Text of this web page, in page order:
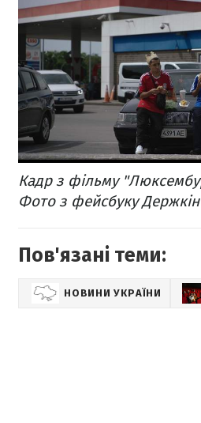
Кадр з фільму
Фото з фейсбуку
Пов'язані теми:
НОВИНИ УКРАЇНИ